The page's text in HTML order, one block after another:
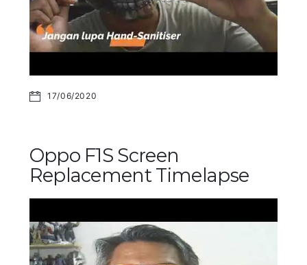
17/06/2020
Oppo F1S Screen
Replacement Timelapse